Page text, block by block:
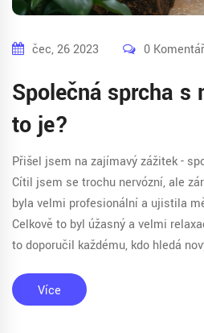
čec, 26 2023 0
Společná sprcha s
to je?
Přišel jsem na zajímavý zážitek -
Cítil jsem se trochu nervózní, ale
byla velmi profesionální a ujistila
Celkově to byl úžasný a velmi
to doporučil každému, kdo hledá
Více